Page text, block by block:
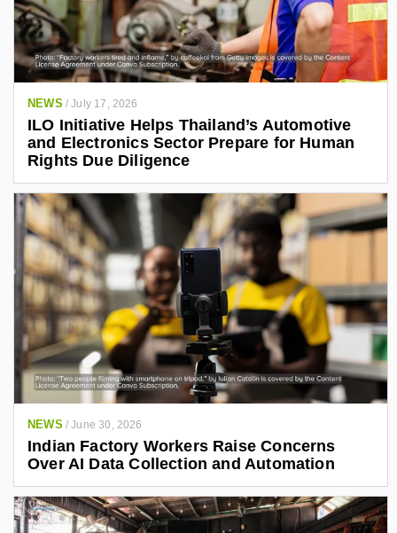
NEWS /July 17, 2026
ILO Initiative Helps Thailand’s Automotive
and Electronics Sector Prepare for Human
Rights Due Diligence
NEWS /June 30, 2026
Indian Factory Workers Raise Concerns
Over AI Data Collection and Automation